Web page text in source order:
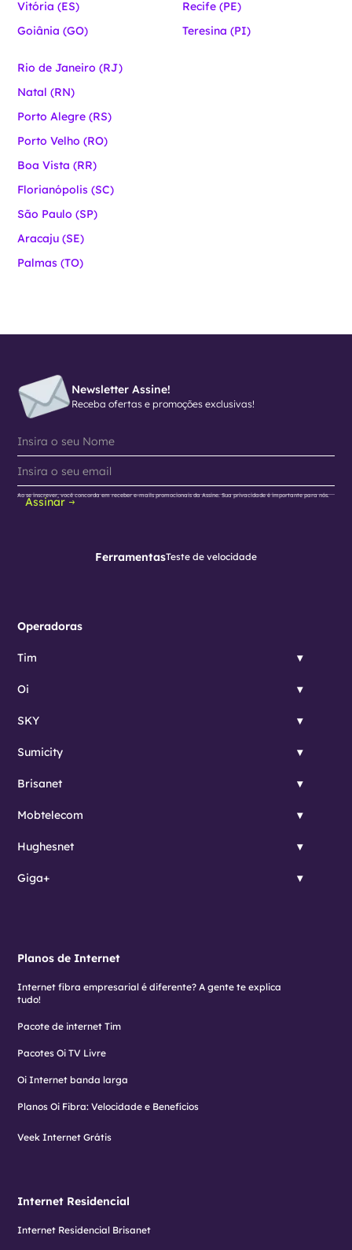
Vitória (ES)
Goiânia (GO)
Recife (PE)
Teresina (PI)
Rio de Janeiro (RJ)
Natal (RN)
Porto Alegre (RS)
Porto Velho (RO)
Boa Vista (RR)
Florianópolis (SC)
São Paulo (SP)
Aracaju (SE)
Palmas (TO)
Newsletter Assine!
Receba ofertas e promoções exclusivas!
Assinar
Ao se inscrever, você concorda em receber e-mails promocionais da Assine. Sua privacidade é importante para nós.
FerramentasTeste de velocidade
Operadoras
Tim
Oi
SKY
Sumicity
Brisanet
Mobtelecom
Hughesnet
Giga+
Planos de Internet
Internet fibra empresarial é diferente? A gente te explica
tudo!
Pacote de internet Tim
Pacotes Oi TV Livre
Oi Internet banda larga
Planos Oi Fibra: Velocidade e Benefícios
Veek Internet Grátis
Internet Residencial
Internet Residencial Brisanet